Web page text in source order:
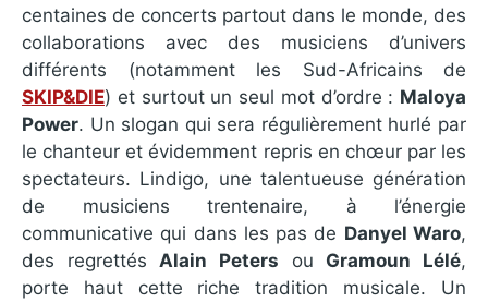
centaines de concerts partout dans le monde, des
collaborations avec des musiciens d’univers
différents (notamment les Sud-Africains de
SKIP&DIE) et surtout un seul mot d’ordre : Maloya
Power. Un slogan qui sera régulièrement hurlé par
le chanteur et évidemment repris en chœur par les
spectateurs. Lindigo, une talentueuse génération
de musiciens trentenaire, à l’énergie
communicative qui dans les pas de Danyel Waro,
des regrettés Alain Peters ou Gramoun Lélé,
porte haut cette riche tradition musicale. Un